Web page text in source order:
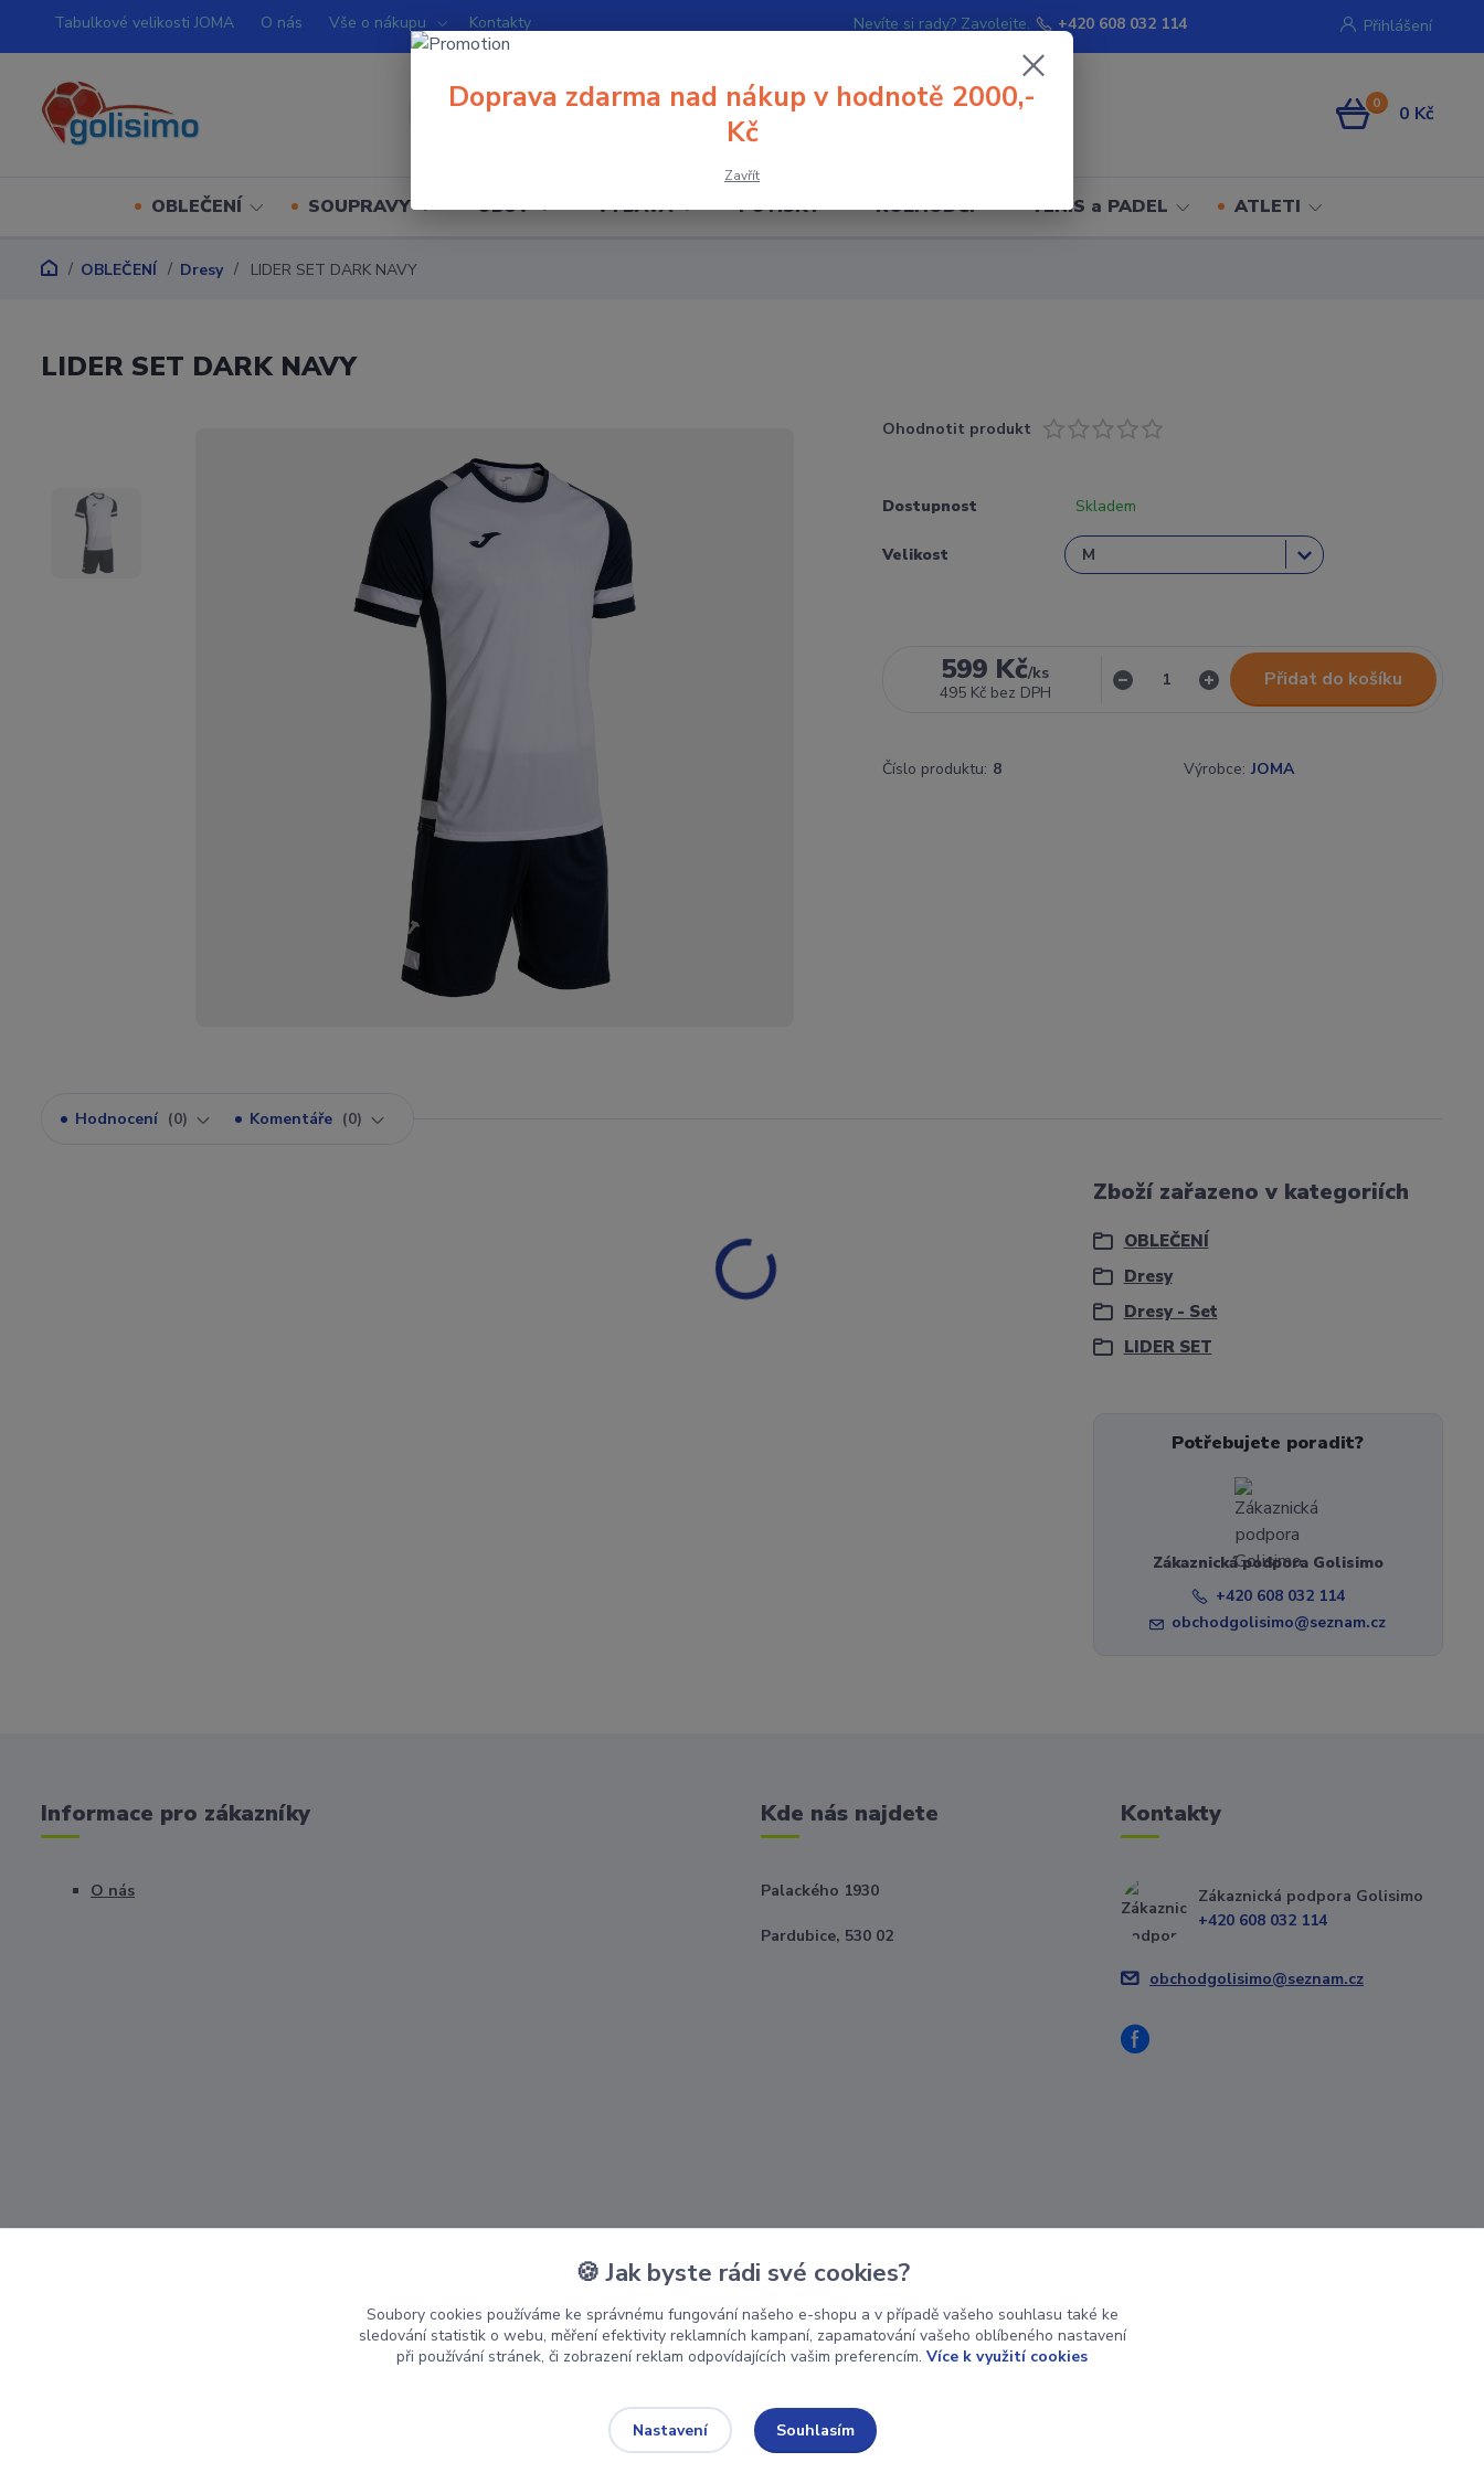
Tabulkové velikosti JOMA O nás Vše o nákupu Kontakty Přihlášení
Hledat
Nevíte si rady? Zavolejte. +420 608 032 114
0 0 Kč
OBLEČENÍ SOUPRAVY OBUV VÝBAVA POTISKY ROZHODČÍ TENIS a PADEL ATLETI
OBLEČENÍ Dresy LIDER SET DARK NAVY
LIDER SET DARK NAVY
Ohodnotit produkt
Dostupnost Skladem
Velikost
599 Kč/ks
495 Kč bez DPH
Přidat do košíku
Číslo produktu: 8 Výrobce: JOMA
Hodnocení 0 Komentáře 0
Zboží zařazeno v kategoriích
OBLEČENÍ
Dresy
Dresy - Set
LIDER SET
Potřebujete poradit?
Zákaznická podpora Golisimo
+420 608 032 114
obchodgolisimo@seznam.cz
Informace pro zákazníky
O nás
Kde nás najdete
Palackého 1930
Pardubice, 530 02
Kontakty
Zákaznická podpora Golisimo
+420 608 032 114
obchodgolisimo@seznam.cz
Doprava zdarma nad nákup v hodnotě 2000,-
Kč
Zavřít
🍪 Jak byste rádi své cookies?
Soubory cookies používáme ke správnému fungování našeho e-shopu a v případě vašeho souhlasu také ke
sledování statistik o webu, měření efektivity reklamních kampaní, zapamatování vašeho oblíbeného nastavení
při používání stránek, či zobrazení reklam odpovídajících vašim preferencím. Více k využití cookies
Nastavení Souhlasím